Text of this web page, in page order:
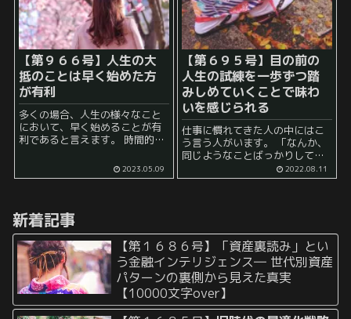
【第９６６号】人生の大
抵のことは早く始めた方
が有利
多くの場合、人生の様々なこと
において、早く始めることが有
利であると言えます。 時間的な
し、計画を立てることが重要で
す。時間的余裕があると、物事
できます...
2023.05.09
【第６９５号】目の前の
人生の試練を一歩ずつ踏
みしめていくことで味わ
いを感じられる
仕事に慣れてきた人の中にはこ
う言う人がいます。 「なんか、
同じようなことばっかりしてい
ことを言いたくなってしまった
2022.08.11
新着記事
【第１６８６号】「資産裏読み」とい
う金融インテリジェンス― 世代別資産
パターンの裏側から見えた真実
【10000文字over】